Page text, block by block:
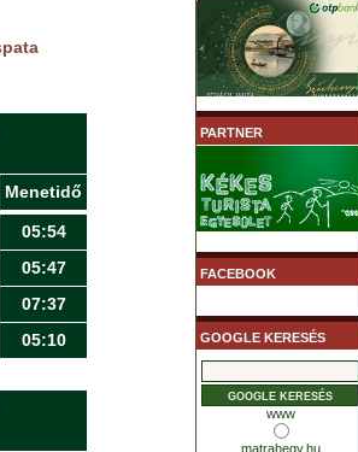
Menetidő
05:54
05:47
07:37
05:10
K&H SZÉP Kártya
PARTNER
FACEBOOK
GOOGLE KERESÉS
www
matrahegy.hu